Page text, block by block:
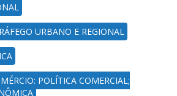
URBANO E REGIONAL
POLÍTICA COMERCIAL;